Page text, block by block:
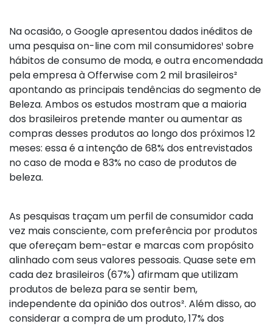
Na ocasião, o Google apresentou dados inéditos de
uma pesquisa on-line com mil consumidores¹ sobre
hábitos de consumo de moda, e outra encomendada
pela empresa à Offerwise com 2 mil brasileiros²
apontando as principais tendências do segmento de
Beleza. Ambos os estudos mostram que a maioria
dos brasileiros pretende manter ou aumentar as
compras desses produtos ao longo dos próximos 12
meses: essa é a intenção de 68% dos entrevistados
no caso de moda e 83% no caso de produtos de
beleza.
As pesquisas traçam um perfil de consumidor cada
vez mais consciente, com preferência por produtos
que ofereçam bem-estar e marcas com propósito
alinhado com seus valores pessoais. Quase sete em
cada dez brasileiros (67%) afirmam que utilizam
produtos de beleza para se sentir bem,
independente da opinião dos outros². Além disso, ao
considerar a compra de um produto, 17% dos